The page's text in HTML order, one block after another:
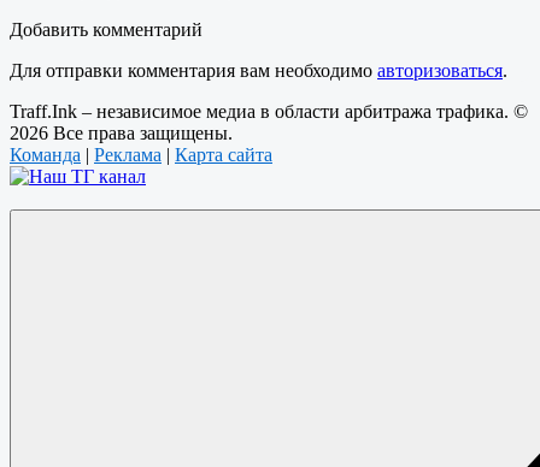
Добавить комментарий
Для отправки комментария вам необходимо авторизоваться.
Traff.Ink – независимое медиа в области арбитража трафика. ©
2026 Все права защищены.
Команда | Реклама | Карта сайта